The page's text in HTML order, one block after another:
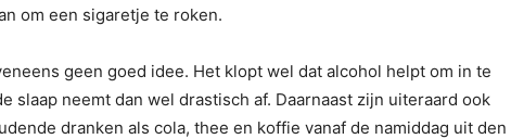
om een sigaretje te roken.
geen goed idee. Het klopt wel dat alcohol helpt om in te
slaap neemt dan wel drastisch af. Daarnaast zijn uiteraard ook
dranken als cola, thee en koffie vanaf de namiddag uit den